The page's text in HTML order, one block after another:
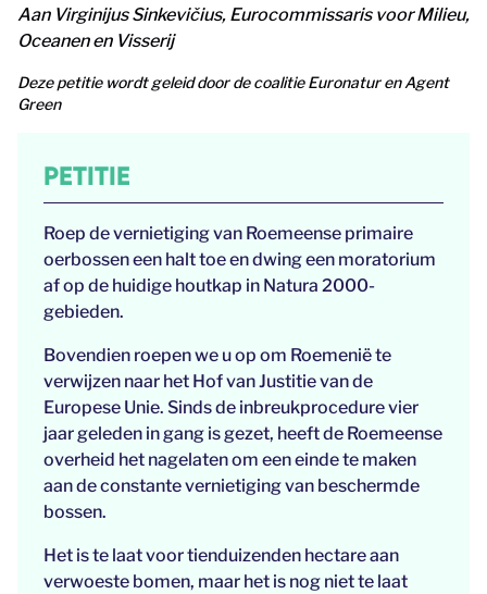
Aan Virginijus Sinkevičius, Eurocommissaris voor Milieu,
Oceanen en Visserij
Deze petitie wordt geleid door de coalitie Euronatur en Agent
Green
PETITIE
Roep de vernietiging van Roemeense primaire
oerbossen een halt toe en dwing een moratorium
af op de huidige houtkap in Natura 2000-
gebieden.
Bovendien roepen we u op om Roemenië te
verwijzen naar het Hof van Justitie van de
Europese Unie. Sinds de inbreukprocedure vier
jaar geleden in gang is gezet, heeft de Roemeense
overheid het nagelaten om een einde te maken
aan de constante vernietiging van beschermde
bossen.
Het is te laat voor tienduizenden hectare aan
verwoeste bomen, maar het is nog niet te laat